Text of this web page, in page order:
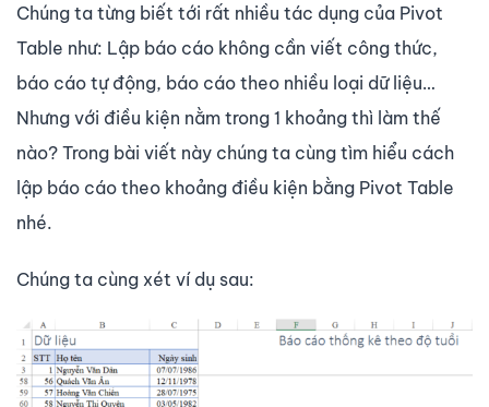
Chúng ta từng biết tới rất nhiều tác dụng của Pivot
Table như: Lập báo cáo không cần viết công thức,
báo cáo tự động, báo cáo theo nhiều loại dữ liệu…
Nhưng với điều kiện nằm trong 1 khoảng thì làm thế
nào? Trong bài viết này chúng ta cùng tìm hiểu cách
lập báo cáo theo khoảng điều kiện bằng Pivot Table
nhé.
Chúng ta cùng xét ví dụ sau: